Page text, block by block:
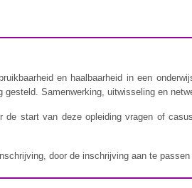
en haalbaarheid in een
gesteld. Samenwerking, uitwisseling en
de start van deze opleiding vragen of
door de inschrijving aan te